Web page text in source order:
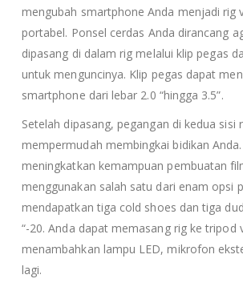
mengubah smartphone Anda menjadi rig
portabel. Ponsel cerdas Anda dirancang
dipasang di dalam rig melalui klip pegas
untuk menguncinya. Klip pegas dapat
smartphone dari lebar 2.0 “hingga 3.5”.
Setelah dipasang, pegangan di kedua sisi
mempermudah membingkai bidikan
meningkatkan kemampuan pembuatan
menggunakan salah satu dari enam opsi
mendapatkan tiga cold shoes dan tiga
“-20. Anda dapat memasang rig ke tripod
menambahkan lampu LED, mikrofon
lagi.